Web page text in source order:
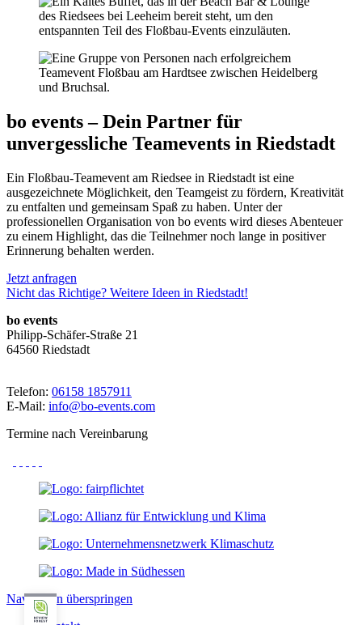
bo events – Dein Partner für
unvergessliche Teamevents in Riedstadt
Ein Floßbau-Teamevent am Riedsee in Riedstadt ist eine
ausgezeichnete Möglichkeit, den Teamgeist zu fördern, Kreativität
zu entfalten und gemeinsam Spaß zu haben. Unter der
professionellen Organisation von bo events wird dieses Abenteuer
zu einem Highlight, das die Teilnehmer noch lange in positiver
Erinnerung behalten werden.
Jetzt anfragen
Nicht das Richtige? Weitere Ideen in Riedstadt!
bo events
Philipp-Schäfer-Straße 21
64560 Riedstadt
Telefon: 06158 1857911
E-Mail: info@bo-events.com
Termine nach Vereinbarung
Navigation überspringen